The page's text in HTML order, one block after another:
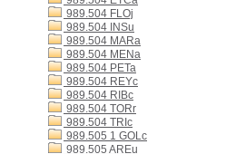
989.504 FLOj
989.504 INSu
989.504 MARa
989.504 MENa
989.504 PETa
989.504 REYc
989.504 RIBc
989.504 TORr
989.504 TRIc
989.505 1 GOLc
989.505 AREu